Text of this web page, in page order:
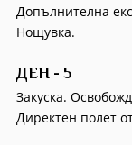
Допълнителна
Нощувка.
ДЕН - 5
Закуска.
Директен полет